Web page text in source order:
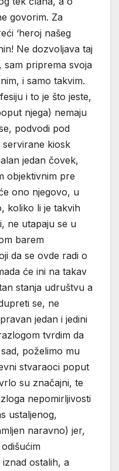
govorim. Za
‘heroj našeg
Ne dozvoljava taj
sam priprema svoja
i samo takvim.
i to je što jeste,
njega) nemaju
podvodi pod
kiosk
jedan čovek,
objektivnim pre
ono njegovo, u
koliko li je takvih
ne utapaju se u
barem
da se ovde radi o
će ini na takav
stanja udruštvu a
se, ne
jedan i jedini
tvrdim da
poželimo mu
stvaraoci poput
su značajni, te
nepomirljivosti
ustaljenog,
naravno) jer,
ostalih, a